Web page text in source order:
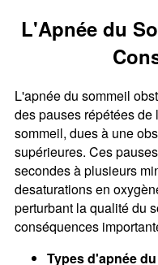
L'Apnée du
L'apnée du sommeil
des pauses répétées
sommeil, dues à une
supérieures. Ces
secondes à plusieurs
desaturations en
perturbant la qualité du
conséquences
Types d'apnée du